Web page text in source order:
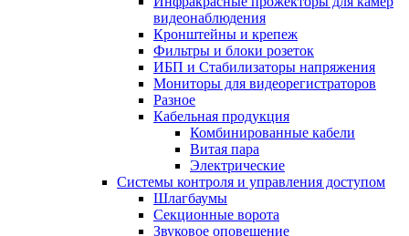
видеонаблюдения
Кронштейны и крепеж
Фильтры и блоки розеток
ИБП и Стабилизаторы напряжения
Мониторы для видеорегистраторов
Разное
Кабельная продукция
Комбинированные кабели
Витая пара
Электрические
Системы контроля и управления доступом
Шлагбаумы
Секционные ворота
Звуковое оповещение